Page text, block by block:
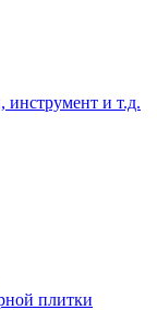
инструмент и т.д.
плитки